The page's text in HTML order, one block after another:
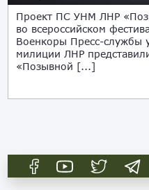
Проект ПС УНМ ЛНР
во всероссийском
Военкоры Пресс-службы
милиции ЛНР
«Позывной [...]